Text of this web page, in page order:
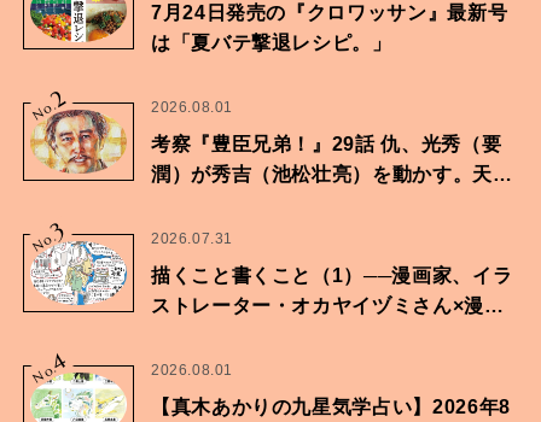
7月24日発売の『クロワッサン』最新号
は「夏バテ撃退レシピ。」
No.2 2026.08.01
考察『豊臣兄弟！』29話 仇、光秀（要
潤）が秀吉（池松壮亮）を動かす。天下
No.3 2026.07.31
描くこと書くこと（1）──漫画家、イラ
ストレーター・オカヤイヅミさん×漫画
No.
4 2026.08.01
【真木あかりの九星気学占い】2026年8